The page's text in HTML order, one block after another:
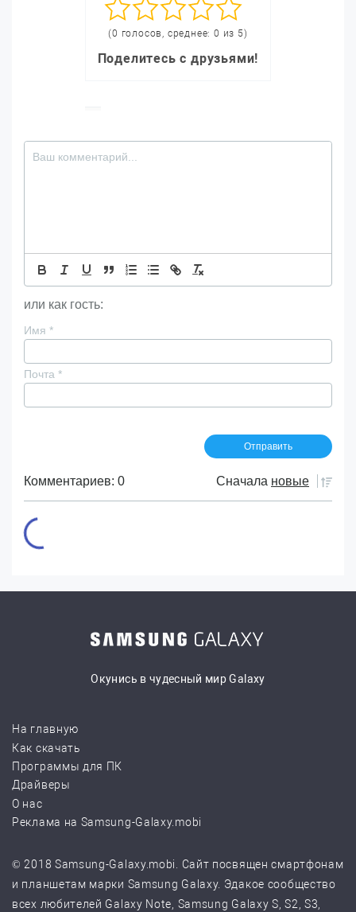
(0 голосов, среднее: 0 из 5)
Поделитесь с друзьями!
или как гость:
Имя *
Почта *
Комментариев: 0 Сначала новые
Окунись в чудесный мир Galaxy
На главную
Как скачать
Программы для ПК
Драйверы
О нас
Реклама на Samsung-Galaxy.mobi
© 2018 Samsung-Galaxy.mobi. Сайт посвящен смартфонам
и планшетам марки Samsung Galaxy. Эдакое сообщество
всех любителей Galaxy Note, Samsung Galaxy S, S2, S3,